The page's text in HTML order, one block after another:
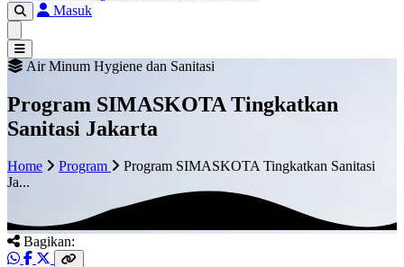
Masuk
Air Minum Hygiene dan Sanitasi
Program SIMASKOTA Tingkatkan
Sanitasi Jakarta
Home Program
Program SIMASKOTA Tingkatkan Sanitasi
Ja...
Bagikan: